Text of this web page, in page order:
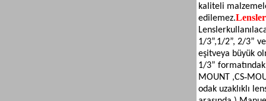
kaliteli
edilemez.
Lensler
1/3”,1/2”, 2/3”
eşitveya büyük
1/3”
MOUNT
odak uzaklıklı